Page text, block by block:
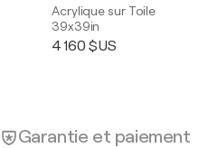
Acrylique sur Toile
39x39in
4 160 $US
Garantie et paiement